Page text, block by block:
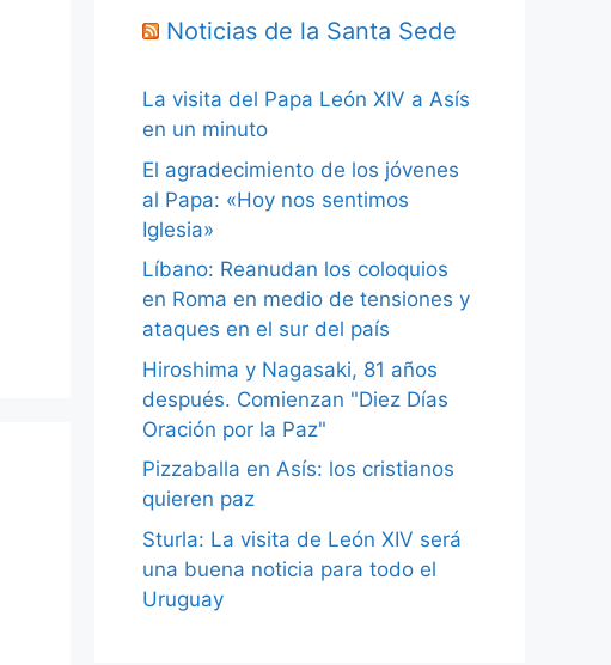
Noticias de la Santa Sede
La visita del Papa León XIV a Asís
en un minuto
El agradecimiento de los jóvenes
al Papa: «Hoy nos sentimos
Iglesia»
Líbano: Reanudan los coloquios
en Roma en medio de tensiones y
ataques en el sur del país
Hiroshima y Nagasaki, 81 años
después. Comienzan "Diez Días
Oración por la Paz"
Pizzaballa en Asís: los cristianos
quieren paz
Sturla: La visita de León XIV será
una buena noticia para todo el
Uruguay